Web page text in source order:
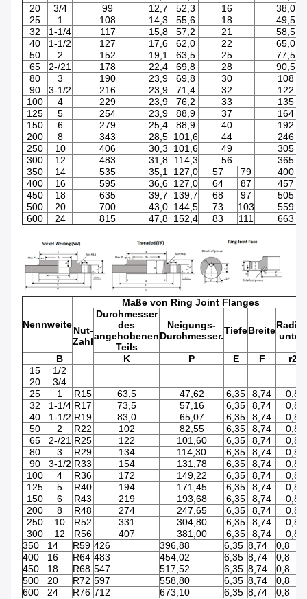
20
3/4 99 12,7 52,3 16
38,0
25
1 108 14,3 55,6 18
49,5
32
1-1/4 117 15,8 57,2 21
58,5
40
1-1/2 127 17,6 62,0 22
65,0
50
2 152 19,1 63,5 25
77,5
65
2-/21 178 22,4 69,8 28
90,5
80
3 190 23,9 69,8 30
108
90
3-1/2 216 23,9 71,4 32
122
100
4 229 23,9 76,2 33
135
125
5 254 23,9 88,9 37
164
150
6 279 25,4 88,9 40
192
200
8 343 28,5 101,6 44
246
250
10 406 30,3 101,6 49
305
300
12 483 31,8 114,3 56
365
350
14 535 35,1 127,0 57 79
400
400
16 595 36,6 127,0 64 87
457
450
18 635 39,7 139,7 68 97
505
500
20 700 43,0 144,5 73 103
559
600
24 815 47,8 152,4 83 111 663
Nennweite
Maße von Ring Joint Flanges
Nut-
Zahl
Durchmesser
des
angehobenen
Teils
Neigungs-
Durchmesser.TiefeBreite unten
B K P E F
r2
15
1/2
20
3/4
25
1 R15 63,5 47,62 6,35 8,74
0,8
32
1-1/4 R17 73,5 57,16 6,35 8,74
0,8
40
1-1/2 R19 83,0 65,07 6,35 8,74
0,8
50
2 R22 102 82,55 6,35 8,74
0,8
65
2-/21 R25 122 101,60 6,35 8,74
0,8
80
3 R29 134 114,30 6,35 8,74
0,8
90
3-1/2 R33 154 131,78 6,35 8,74
0,8
100
4 R36 172 149,22 6,35 8,74
0,8
125
5 R40 194 171,45 6,35 8,74
0,8
150
6 R43 219 193,68 6,35 8,74
0,8
200
8 R48 274 247,65 6,35 8,74
0,8
250
10 R52 331 304,80 6,35 8,74
0,8
300
12 R56 407 381,00 6,35 8,74
0,8
350
14 R59 426 396,88 6,35 8,74
0,8
400
16 R64 483 454,02 6,35 8,74
0,8
450
18 R68 547 517,52 6,35 8,74
0,8
500
20 R72 597 558,80 6,35 8,74
0,8
600
24 R76 712 673,10 6,35 8,74 0,8